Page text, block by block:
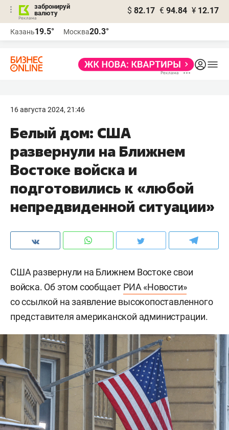
забронируй
валюту
$ 82.17 € 94.84 ¥ 12.17
Казань19.5° Москва20.3°
16 августа 2024, 21:46
Белый дом: США
развернули на Ближнем
Востоке войска и
подготовились к «любой
непредвиденной ситуации»
США развернули на Ближнем Востоке свои
войска. Об этом сообщает РИА «Новости»
со ссылкой на заявление высокопоставленного
представителя американской администрации.